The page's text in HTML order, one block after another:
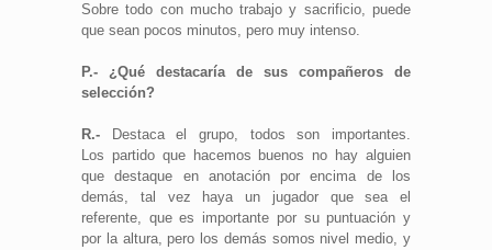
Sobre todo con mucho trabajo y sacrificio, puede
que sean pocos minutos, pero muy intenso.
P.- ¿Qué destacaría de sus compañeros de
selección?
R.- Destaca el grupo, todos son importantes.
Los partido que hacemos buenos no hay alguien
que destaque en anotación por encima de los
demás, tal vez haya un jugador que sea el
referente, que es importante por su puntuación y
por la altura, pero los demás somos nivel medio, y